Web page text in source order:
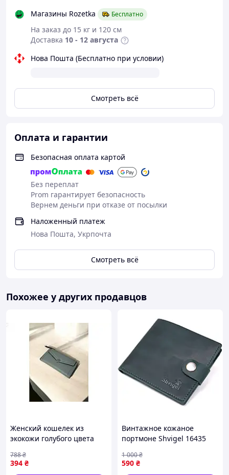
Магазины Rozetka
Бесплатно
На заказ до 15 кг и 120 см
Доставка 10 - 12 августа
Нова Пошта (Бесплатно при условии)
Смотреть всё
Оплата и гарантии
Безопасная оплата картой
Без переплат
Prom гарантирует безопасность
Вернем деньги при отказе от посылки
Наложенный платеж
Нова Пошта, Укрпочта
Смотреть всё
Похожее у других продавцов
Женский кошелек из
экокожи голубого цвета
наличных и документов
394 ₴
788₴
Винтажное кожаное
портмоне Shvigel 16435
590 ₴
1 000₴